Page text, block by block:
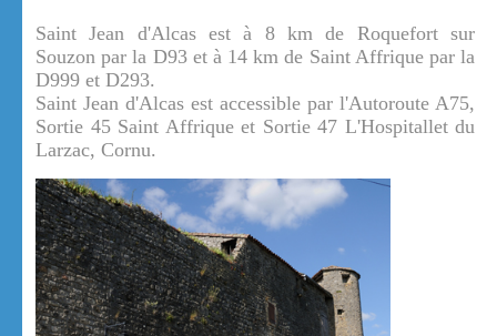
Saint Jean d'Alcas est à 8 km de Roquefort sur
Souzon par la D93 et à 14 km de Saint Affrique par la
D999 et D293.
Saint Jean d'Alcas est accessible par l'Autoroute A75,
Sortie 45 Saint Affrique et Sortie 47 L'Hospitallet du
Larzac, Cornu.